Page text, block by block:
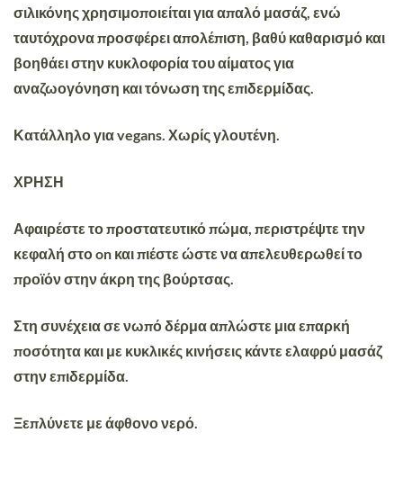
σιλικόνηςχρησιμοποιείται για απαλό μασάζ, ενώ
ταυτόχρονα προσφέρειαπολέπιση , βαθύ καθαρισμό και
βοηθάει στην κυκλοφορία του αίματος για
αναζωογόνηση και τόνωση της επιδερμίδας.
Κατάλληλο για vegans. Χωρίς γλουτένη.
ΧΡΗΣΗ
Αφαιρέστε το προστατευτικό πώμα, περιστρέψτε την
κεφαλή στο on και πιέστε ώστε να απελευθερωθεί το
προϊόν στην άκρη της βούρτσας.
Στη συνέχεια σε νωπό δέρμα απλώστε μια επαρκή
ποσότητα και με κυκλικές κινήσεις κάντε ελαφρύ μασάζ
στην επιδερμίδα.
Ξεπλύνετε με άφθονο νερό.